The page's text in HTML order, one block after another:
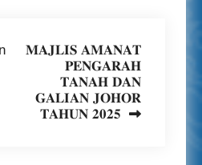
𝐌𝐀𝐉𝐋𝐈𝐒 𝐀𝐌𝐀𝐍𝐀𝐓
𝐏𝐄𝐍𝐆𝐀𝐑𝐀𝐇
𝐓𝐀𝐍𝐀𝐇 𝐃𝐀𝐍
𝐆𝐀𝐋𝐈𝐀𝐍 𝐉𝐎𝐇𝐎𝐑
𝐓𝐀𝐇𝐔𝐍 𝟐𝟎𝟐𝟓